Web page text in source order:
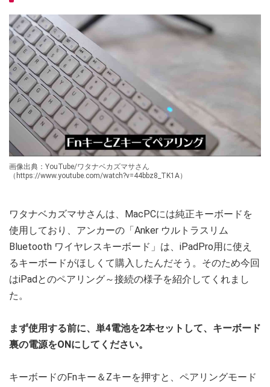
画像出典：YouTube/ワタナベカズマサさん
（https://www.youtube.com/watch?v=44bbz8_TK1A）
ワタナベカズマサさんは、MacPCには純正キーボードを
使用しており、アンカーの「Anker ウルトラスリム
Bluetooth ワイヤレスキーボード」は、iPadPro用に使え
るキーボードがほしくて購入したんだそう。そのため今回
はiPadとのペアリング～接続の様子を紹介してくれまし
た。
まず使用する前に、単4電池を2本セットして、キーボード
裏の電源をONにしてください。
キーボードのFnキー＆Zキーを押すと、ペアリングモード